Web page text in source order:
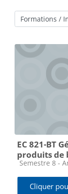
Catégories de
EC 821-BT
produits de
Catégorie de
Semestre 8 -
Cliquer